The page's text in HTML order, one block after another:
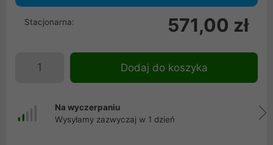
Stacjonarna: 571,00 zł
Dodaj do koszyka
Na wyczerpaniu
Wysyłamy zazwyczaj w 1 dzień